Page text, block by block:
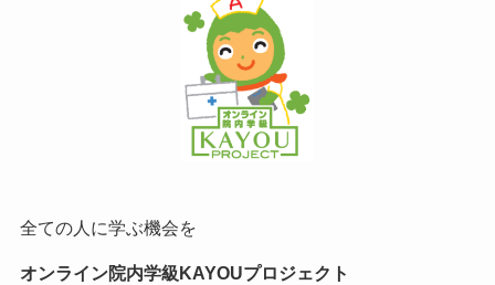
全ての人に学ぶ機会を
オンライン院内学級KAYOUプロジェクト